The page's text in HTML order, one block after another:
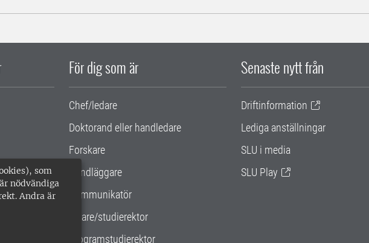
som
nödvändiga
Andra är
För dig som är
Chef/ledare
Doktorand eller handledare
Forskare
Handläggare
Kommunikatör
Lärare/studierektor
Programstudierektor
Senaste nytt från
Driftinformation
Lediga anställningar
SLU i media
SLU Play